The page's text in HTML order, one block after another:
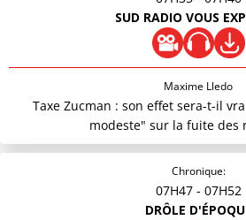
SUD RADIO VOUS
Maxime Lledo
Taxe Zucman : son effet sera-t-il
modeste" sur la fuite des
Chronique:
07H47 - 07H52
DRÔLE